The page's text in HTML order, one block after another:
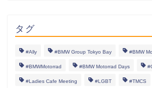
タグ
#Ally #BMW Group Tokyo Bay #BMW
#BMWMotorrad #BMW Motorrad Days
#Ladies Cafe Meeting #LGBT #TMCS
女性